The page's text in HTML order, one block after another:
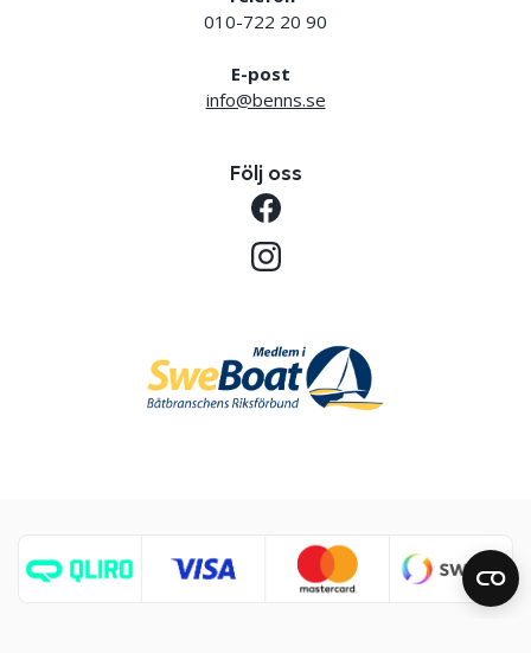
010-722 20 90
E-post
info@benns.se
Följ oss